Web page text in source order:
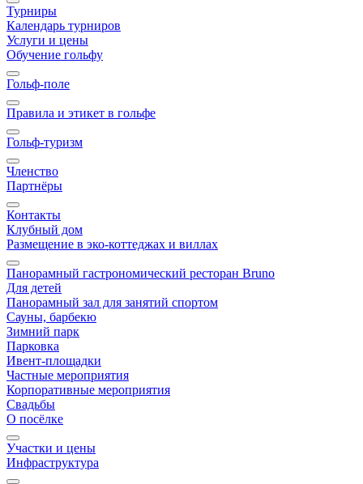
Турниры
Календарь турниров
Услуги и цены
Обучение гольфу
Гольф-поле
Правила и этикет в гольфе
Гольф-туризм
Членство
Партнёры
Контакты
Клубный дом
Размещение в эко-коттеджах и виллах
Панорамный гастрономический ресторан Bruno
Для детей
Панорамный зал для занятий спортом
Сауны, барбекю
Зимний парк
Парковка
Ивент-площадки
Частные мероприятия
Корпоративные мероприятия
Свадьбы
О посёлке
Участки и цены
Инфраструктура